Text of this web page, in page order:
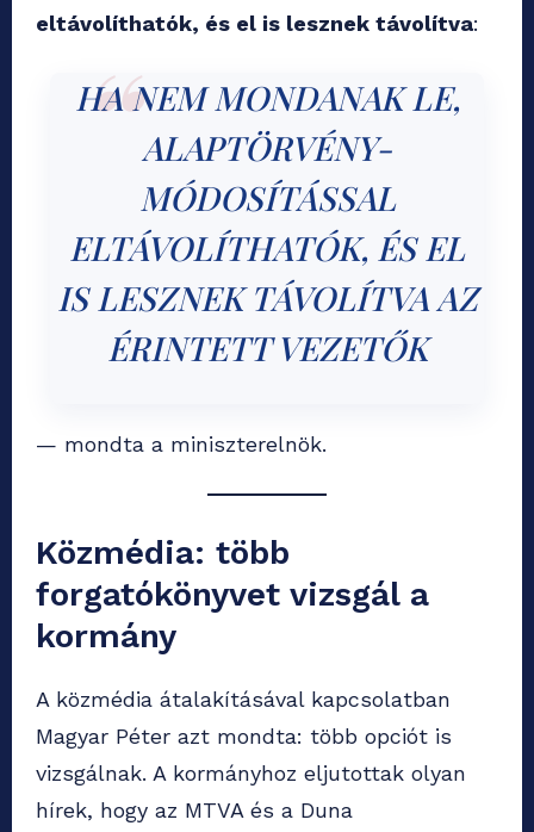
eltávolíthatók, és el is lesznek távolítva:
HA NEM MONDANAK LE,
ALAPTÖRVÉNY-
MÓDOSÍTÁSSAL
ELTÁVOLÍTHATÓK, ÉS EL
IS LESZNEK TÁVOLÍTVA AZ
ÉRINTETT VEZETŐK
— mondta a miniszterelnök.
Közmédia: több
forgatókönyvet vizsgál a
kormány
A közmédia átalakításával kapcsolatban
Magyar Péter azt mondta: több opciót is
vizsgálnak. A kormányhoz eljutottak olyan
hírek, hogy az MTVA és a Duna